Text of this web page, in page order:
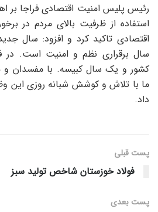
رئیس پلیس امنیت اقتصادی فراجا بر
استفاده از ظرفیت بالای مردم در
اقتصادی تاکید کرد و افزود: سال
سال برقراری نظم و امنیت است.
کشور و یک سال کبیسه. با مفسدان
ما با تلاش و کوشش شبانه روزی این
داد.
پست قبلی
فولاد خوزستان شاخص تولید سبز
پست‌ بعدی